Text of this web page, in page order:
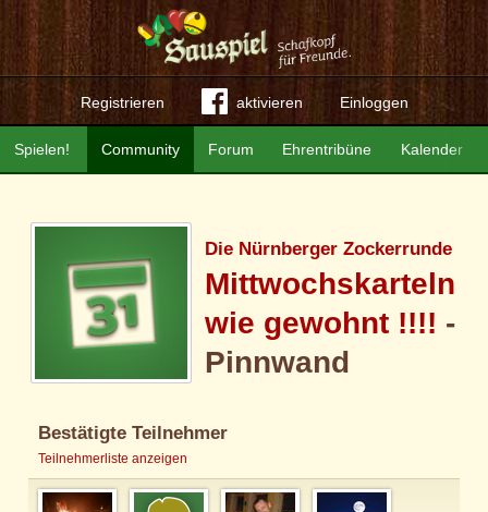
Registrieren aktivieren Einloggen
Community Forum Ehrentribüne Kalender
Spielen!
Die Nürnberger Zockerrunde
Mittwochskarteln
wie gewohnt !!!! -
Pinnwand
Bestätigte Teilnehmer
Teilnehmerliste anzeigen